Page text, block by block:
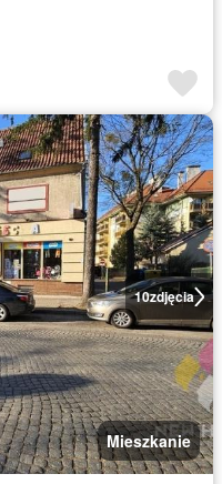
10zdjęcia
Mieszkanie